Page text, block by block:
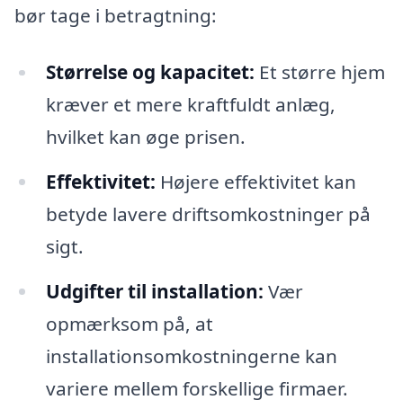
bør tage i betragtning:
Størrelse og kapacitet: Et større hjem
kræver et mere kraftfuldt anlæg,
hvilket kan øge prisen.
Effektivitet: Højere effektivitet kan
betyde lavere driftsomkostninger på
sigt.
Udgifter til installation: Vær
opmærksom på, at
installationsomkostningerne kan
variere mellem forskellige firmaer.